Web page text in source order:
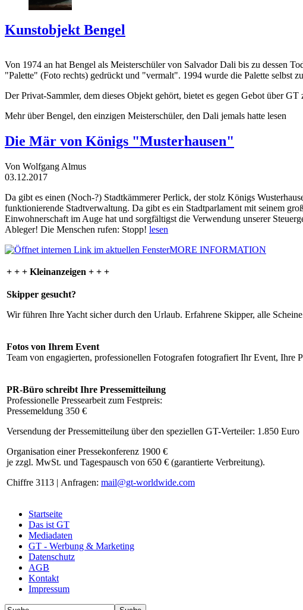
Kunstobjekt Bengel
Von 1974 an hat Bengel als Meisterschüler von Salvador Dali bis zu dessen
"Palette" (Foto rechts) gedrückt und "vermalt". 1994 wurde die Palette selbst
Der Privat-Sammler, dem dieses Objekt gehört, bietet es gegen Gebot über GT
Mehr über Bengel, den einzigen Meisterschüler, den Dali jemals hatte lesen
Die Mär von Königs "Musterhausen"
Von Wolfgang Almus
03.12.2017
Da gibt es einen (Noch-?) Stadtkämmerer Perlick, der stolz Königs
funktionierende Stadtverwaltung. Da gibt es ein Stadtparlament mit seinem
Einwohnerschaft im Auge hat und sorgfältigst die Verwendung unserer
Ableger! Die Menschen rufen: Stopp! lesen
MORE INFORMATION
+ + + Kleinanzeigen + + +
Skipper gesucht?
Wir führen Ihre Yacht sicher durch den Urlaub. Erfahrene Skipper, alle
Fotos von Ihrem Event
Team von engagierten, professionellen Fotografen fotografiert Ihr Event,
PR-Büro schreibt Ihre Pressemitteilung
Professionelle Pressearbeit zum Festpreis:
Pressemeldung 350 €
Versendung der Pressemitteilung über den speziellen GT-Verteiler: 1.850 Euro
Organisation einer Pressekonferenz 1900 €
je zzgl. MwSt. und Tagespausch von 650 € (garantierte Verbreitung).
Chiffre 3113 | Anfragen: mail@gt-worldwide.com
Startseite
Das ist GT
Mediadaten
GT - Werbung & Marketing
Datenschutz
AGB
Kontakt
Impressum